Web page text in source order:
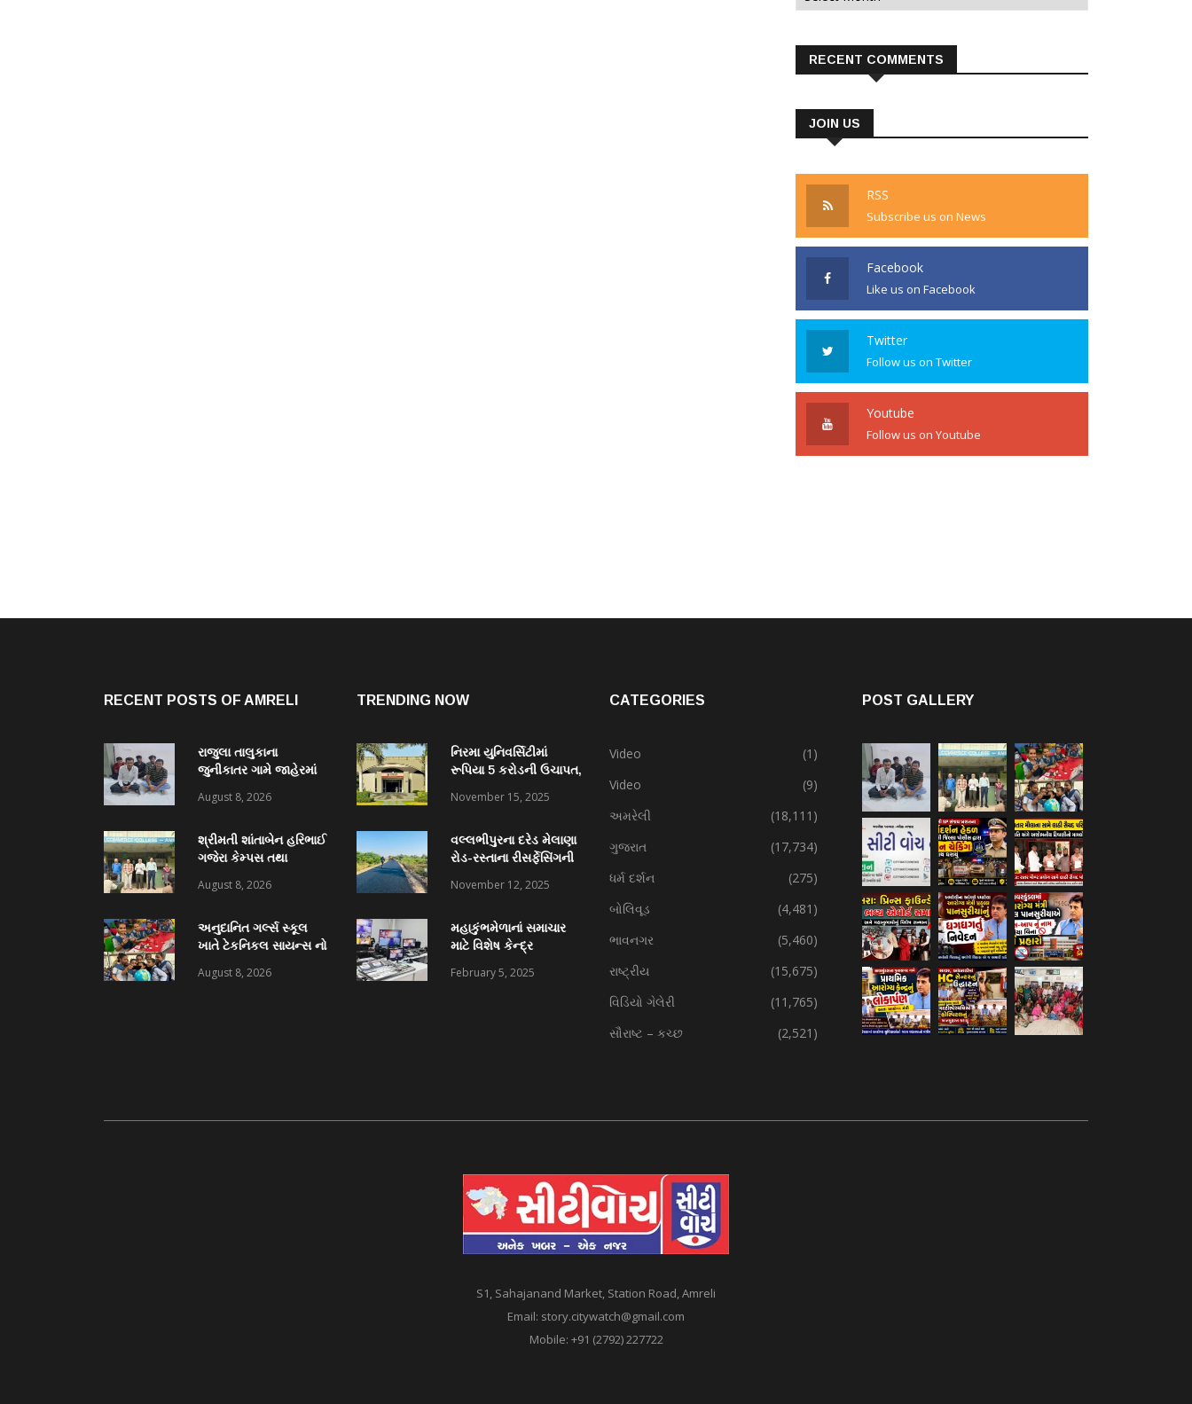
RECENT COMMENTS
JOIN US
RSS
Subscribe us on News
Facebook
Like us on Facebook
Twitter
Follow us on Twitter
Youtube
Follow us on Youtube
RECENT POSTS OF AMRELI
રાજુલા તાલુકાના
જુનીકાતર ગામે જાહેરમાં
રોકડા રૂ.૧૧,૯૦૦/- ના
કવોલીટી કેસ શોધી કાઢતી
રાજુલા પોલીસ ટીમ
August 8, 2026
શ્રીમતી શાંતાબેન હરિભાઈ
ગજેરા કેમ્પસ તથા
વિદ્યાસભા સંચાલિત કે. કે.
“નશામુક્ત ભારત શપથ”નું
આયોજન થયું
August 8, 2026
અનુદાનિત ગર્લ્સ સ્કૂલ
ખાતે ટેકનિકલ સાયન્સ નો
August 8, 2026
TRENDING NOW
નિરમા યુનિવર્સિટીમાં
રૂપિયા 5 કરોડની ઉચાપત,
ફરિયાદ
November 15, 2025
વલ્લભીપુરના દરેડ મેલાણા
રોડ-રસ્તાના રીસર્ફેસિંગની
November 12, 2025
મહાકુંભમેળાનાં સમાચાર
માટે વિશેષ કેન્દ્ર
February 5, 2025
CATEGORIES
Video
(1)
Video
(9)
અમરેલી
(18,111)
ગુજરાત
(17,734)
ધર્મ દર્શન
(275)
બોલિવૂડ
(4,481)
ભાવનગર
(5,460)
રાષ્ટ્રીય
(15,675)
વિડિયો ગેલેરી
(11,765)
સૌરાષ્ટ – કચ્છ
(2,521)
POST GALLERY
S1, Sahajanand Market, Station Road, Amreli
Email: story.citywatch@gmail.com
Mobile: +91 (2792) 227722